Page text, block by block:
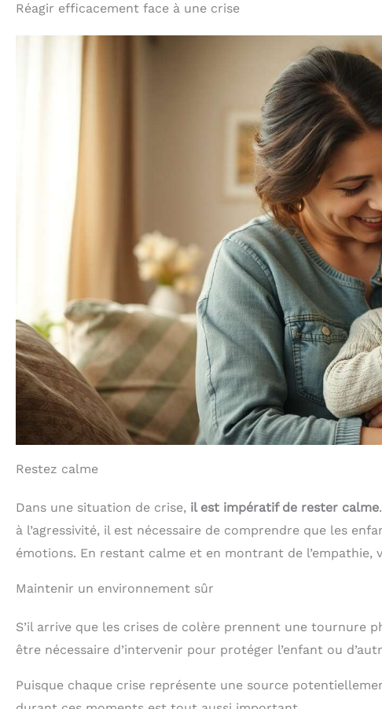
Réagir efficacement face à une crise
Restez calme
Dans une situation de crise, il est impératif de rester calme
à l’agressivité, il est nécessaire de comprendre que les
émotions. En restant calme et en montrant de
Maintenir un environnement sûr
S’il arrive que les crises de colère prennent une tournure
être nécessaire d’intervenir pour protéger l’enfant ou
Puisque chaque crise représente une source